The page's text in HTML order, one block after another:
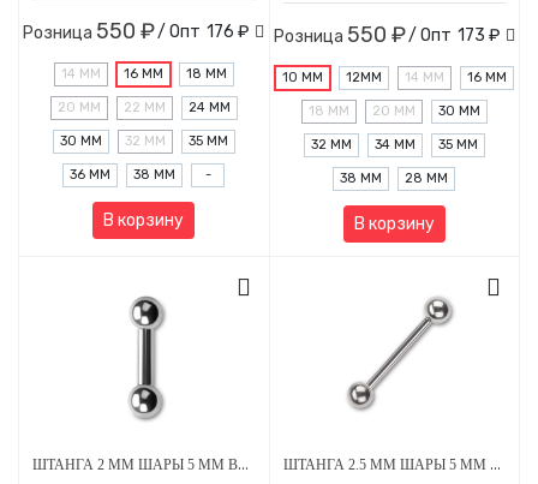
Розница 550 ₽/ Опт 176 ₽
14 ММ 16 ММ 18 ММ
20 ММ 22 ММ 24 ММ
30 ММ 32 ММ 35 ММ
36 ММ 38 ММ -
В корзину
Розница 550 ₽/ Опт 173 ₽
10 ММ 12MM 14 ММ 16 ММ
18 ММ 20 ММ 30 ММ
32 ММ 34 ММ 35 ММ
38 ММ 28 ММ
В корзину
ШТАНГА 2 ММ ШАРЫ 5 ММ ВНУТРЕННЯЯ РЕЗЬБА ТИТАН ШТАНГА 2.5 ММ ШАРЫ 5 ММ ВНУТРЕННЯЯ РЕЗЬБА ТИТАН